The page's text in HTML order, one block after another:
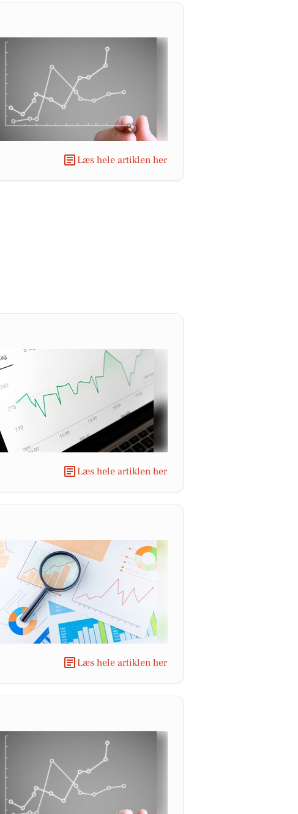
Læs hele artiklen her
Læs hele artiklen her
Læs hele artiklen her